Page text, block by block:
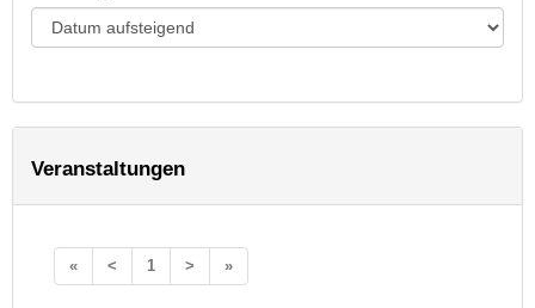
Veranstaltungen
« < 1 > »